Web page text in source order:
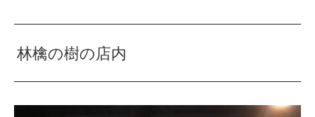
林檎の樹の店内